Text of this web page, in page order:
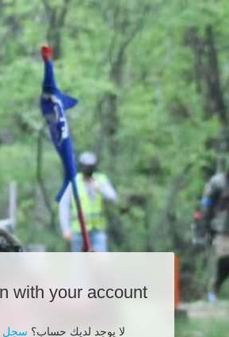
with your account
لا يوجد لديك حساب؟ سجل